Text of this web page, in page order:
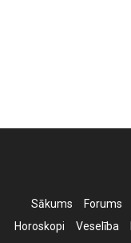
Sākums Forums
Horoskopi
Veselība